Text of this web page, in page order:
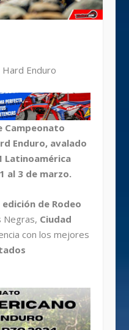
Enduro
Campeonato
Enduro, avalado
Latinoamérica
al 3 de marzo.
edición de Rodeo
Ciudad
con los mejores